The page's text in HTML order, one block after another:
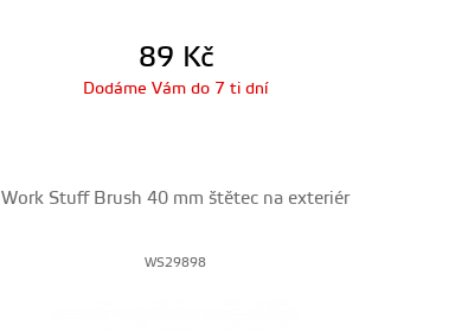
89 Kč
Dodáme Vám do 7 ti dní
Work Stuff Brush 40 mm štětec na exteriér
WS29898